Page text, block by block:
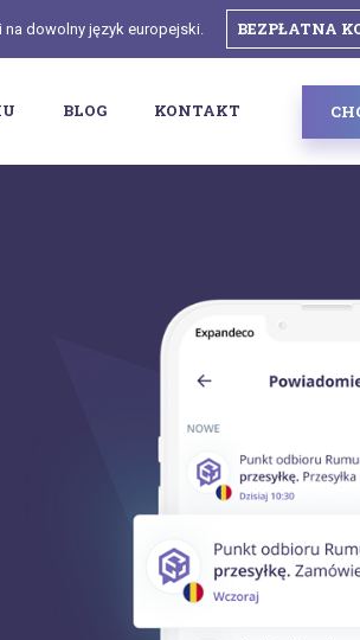
dowolny język europejski. BEZPŁATNA
BLOG KONTAKT